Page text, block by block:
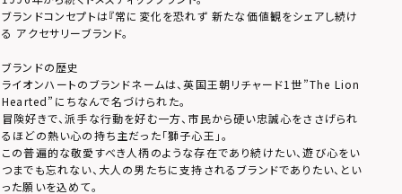
ブランドコンセプトは『常に変化を恐れず 新たな価値観をシェアし続け
る アクセサリーブランド。
ブランドの歴史
ライオンハートのブランドネームは、英国王朝リチャード1世”The Lion
Hearted”にちなんで名づけられた。
冒険好きで、派手な行動を好む一方、市民から硬い忠誠心をささげられ
るほどの熱い心の持ち主だった「獅子心王」。
この普遍的な敬愛すべき人柄のような存在であり続けたい、遊び心をい
つまでも忘れない、大人の男たちに支持されるブランドでありたい、とい
った願いを込めて。